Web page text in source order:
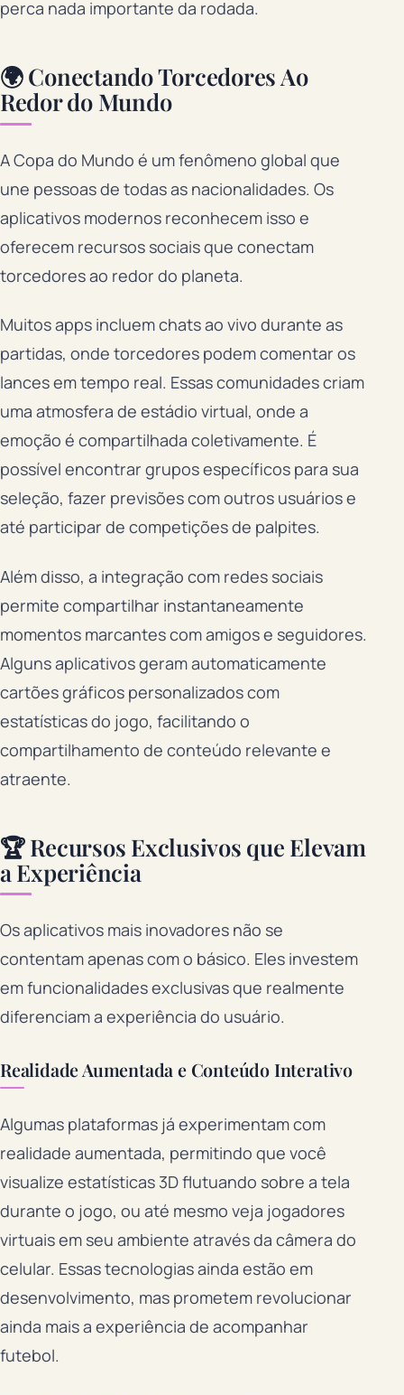
perca nada importante da rodada.
🌍 Conectando Torcedores Ao
Redor do Mundo
A Copa do Mundo é um fenômeno global que
une pessoas de todas as nacionalidades. Os
aplicativos modernos reconhecem isso e
oferecem recursos sociais que conectam
torcedores ao redor do planeta.
Muitos apps incluem chats ao vivo durante as
partidas, onde torcedores podem comentar os
lances em tempo real. Essas comunidades criam
uma atmosfera de estádio virtual, onde a
emoção é compartilhada coletivamente. É
possível encontrar grupos específicos para sua
seleção, fazer previsões com outros usuários e
até participar de competições de palpites.
Além disso, a integração com redes sociais
permite compartilhar instantaneamente
momentos marcantes com amigos e seguidores.
Alguns aplicativos geram automaticamente
cartões gráficos personalizados com
estatísticas do jogo, facilitando o
compartilhamento de conteúdo relevante e
atraente.
🏆 Recursos Exclusivos que Elevam
a Experiência
Os aplicativos mais inovadores não se
contentam apenas com o básico. Eles investem
em funcionalidades exclusivas que realmente
diferenciam a experiência do usuário.
Realidade Aumentada e Conteúdo Interativo
Algumas plataformas já experimentam com
realidade aumentada, permitindo que você
visualize estatísticas 3D flutuando sobre a tela
durante o jogo, ou até mesmo veja jogadores
virtuais em seu ambiente através da câmera do
celular. Essas tecnologias ainda estão em
desenvolvimento, mas prometem revolucionar
ainda mais a experiência de acompanhar
futebol.